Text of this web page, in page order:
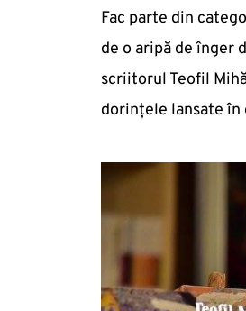
Fac parte din
de o aripă de înger
scriitorul Teofil
dorințele lansate în